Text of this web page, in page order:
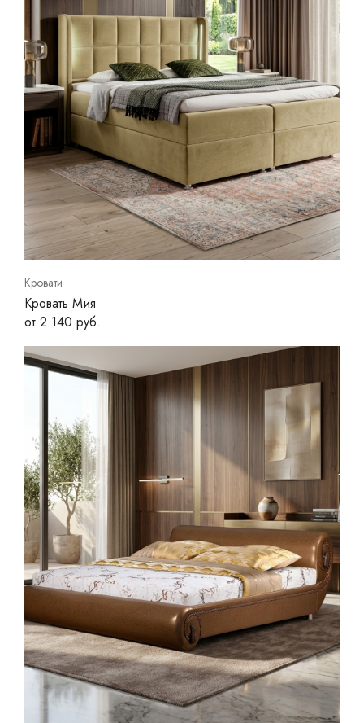
Кровати
Кровать Мия
от 2 140 руб.